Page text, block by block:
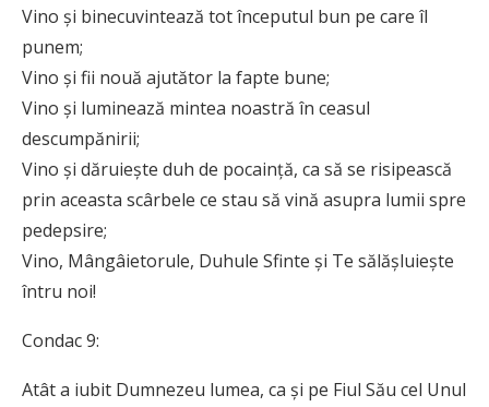
Vino și binecuvintează tot începutul bun pe care îl
punem;
Vino și fii nouă ajutător la fapte bune;
Vino și luminează mintea noastră în ceasul
descumpănirii;
Vino și dăruiește duh de pocaință, ca să se risipească
prin aceasta scârbele ce stau să vină asupra lumii spre
pedepsire;
Vino, Mângâietorule, Duhule Sfinte și Te sălășluiește
întru noi!
Condac 9:
Atât a iubit Dumnezeu lumea, ca și pe Fiul Său cel Unul